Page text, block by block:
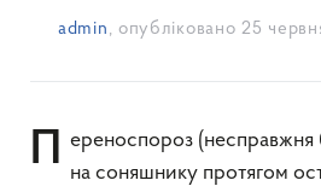
admin , опубліковано 25
Переноспороз (несправжня борошниста роса ) на соняшнику протягом